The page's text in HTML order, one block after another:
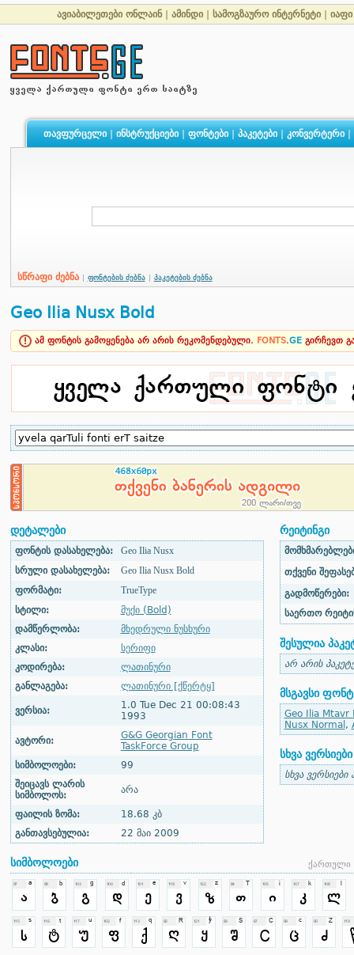
ავიაბილეთები ონლაინ ამინდი სამოგზაურო ინტერნეტი
თავფურცელი| ინსტრუქციები| ფონტები| პაკეტები| კონვერტერი|
სწრაფი ძებნა ფონტების ძებნა პაკეტების ძებნა
Geo Ilia Nusx Bold
ამ ფონტის გამოყენება არ არის რეკომენდებული. FONTS.GE გირჩევთ
დეტალები
ფონტის დასახელება:
Geo Ilia Nusx
სრული დასახელება:
Geo Ilia Nusx Bold
ფორმატი:
TrueType
სტილი:
მუქი (Bold)
დამწერლობა:
მხედრული ნუსხური
კლასი:
სერიფი
კოდირება:
ლათინური
განლაგება:
ლათინური [ქწერტყ]
ვერსია:
1.0 Tue Dec 21 00:08:43
1993
ავტორი:
G&G Georgian Font
TaskForce Group
სიმბოლოები:
99
შეიცავს ლარის
სიმბოლოს:
არა
ფაილის ზომა:
18.68 კბ
განთავსებულია:
22 მაი 2009
რეიტინგი
თქვენი
გადმოწერები:
საერთო
შესულია
არ არის
მსგავსი
Geo Ilia Mtavr
Nusx Normal ,
სხვა ვერსიები
სხვა ვერსიები
სიმბოლოები ქართული